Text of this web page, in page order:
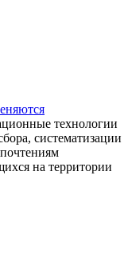
технологии
систематизации
на территории